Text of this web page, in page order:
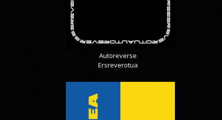
Autoreverse
Ersreverotua